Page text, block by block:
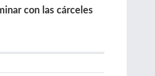
con las cárceles